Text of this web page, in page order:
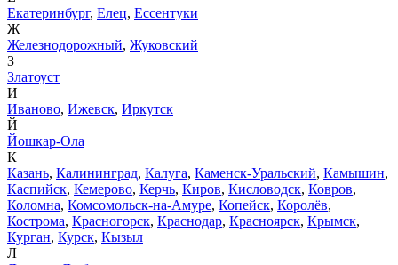
Екатеринбург, Елец, Ессентуки
Ж
Железнодорожный, Жуковский
З
Златоуст
И
Иваново, Ижевск, Иркутск
Й
Йошкар-Ола
К
Казань, Калининград, Калуга, Каменск-Уральский, Камышин,
Каспийск, Кемерово, Керчь, Киров, Кисловодск, Ковров,
Коломна, Комсомольск-на-Амуре, Копейск, Королёв,
Кострома, Красногорск, Краснодар, Красноярск, Крымск,
Курган, Курск, Кызыл
Л